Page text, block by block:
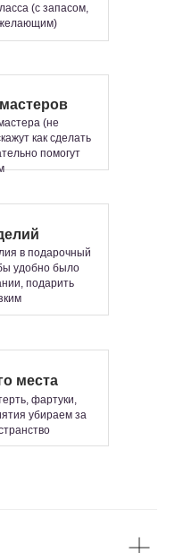
(с запасом,
желающим)
(не
как сделать
помогут
в подарочный
удобно было
подарить
места
фартуки,
убираем за
—
и